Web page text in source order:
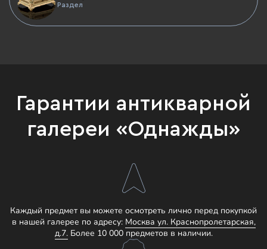
Раздел
Гарантии антикварной
галереи «Однажды»
Каждый предмет вы можете осмотреть лично перед покупкой
в нашей галерее по адресу: Москва ул. Краснопролетарская,
д.7.Более 10 000 предметов в наличии.